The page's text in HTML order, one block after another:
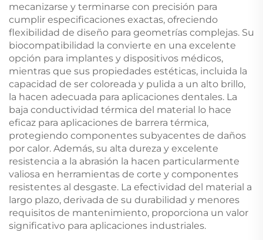
mecanizarse y terminarse con precisión para
cumplir especificaciones exactas, ofreciendo
flexibilidad de diseño para geometrías complejas. Su
biocompatibilidad la convierte en una excelente
opción para implantes y dispositivos médicos,
mientras que sus propiedades estéticas, incluida la
capacidad de ser coloreada y pulida a un alto brillo,
la hacen adecuada para aplicaciones dentales. La
baja conductividad térmica del material lo hace
eficaz para aplicaciones de barrera térmica,
protegiendo componentes subyacentes de daños
por calor. Además, su alta dureza y excelente
resistencia a la abrasión la hacen particularmente
valiosa en herramientas de corte y componentes
resistentes al desgaste. La efectividad del material a
largo plazo, derivada de su durabilidad y menores
requisitos de mantenimiento, proporciona un valor
significativo para aplicaciones industriales.